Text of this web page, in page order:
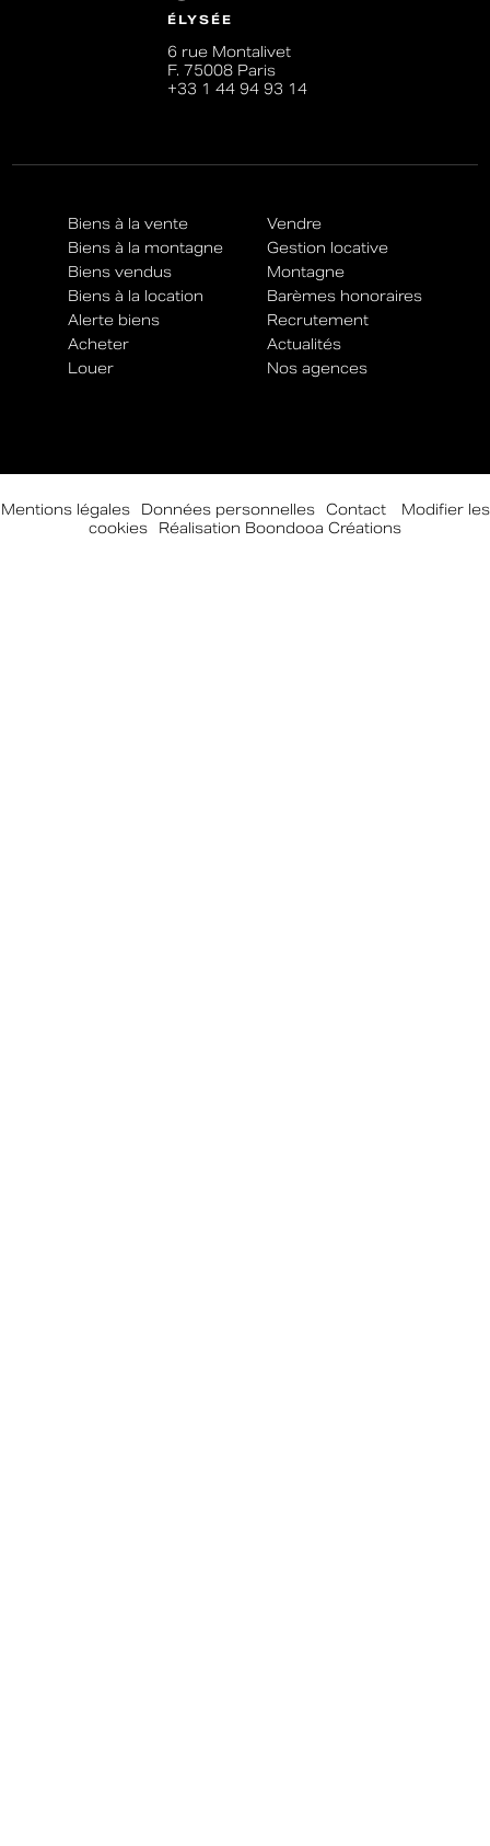
ÉLYSÉE
6 rue Montalivet
F. 75008 Paris
+33 1 44 94 93 14
Biens à la vente
Biens à la montagne
Biens vendus
Biens à la location
Alerte biens
Acheter
Louer
Vendre
Gestion locative
Montagne
Barèmes honoraires
Recrutement
Actualités
Nos agences
Mentions légales- Données personnelles- Contact-
Modifier les
cookies
Réalisation Boondooa Créations